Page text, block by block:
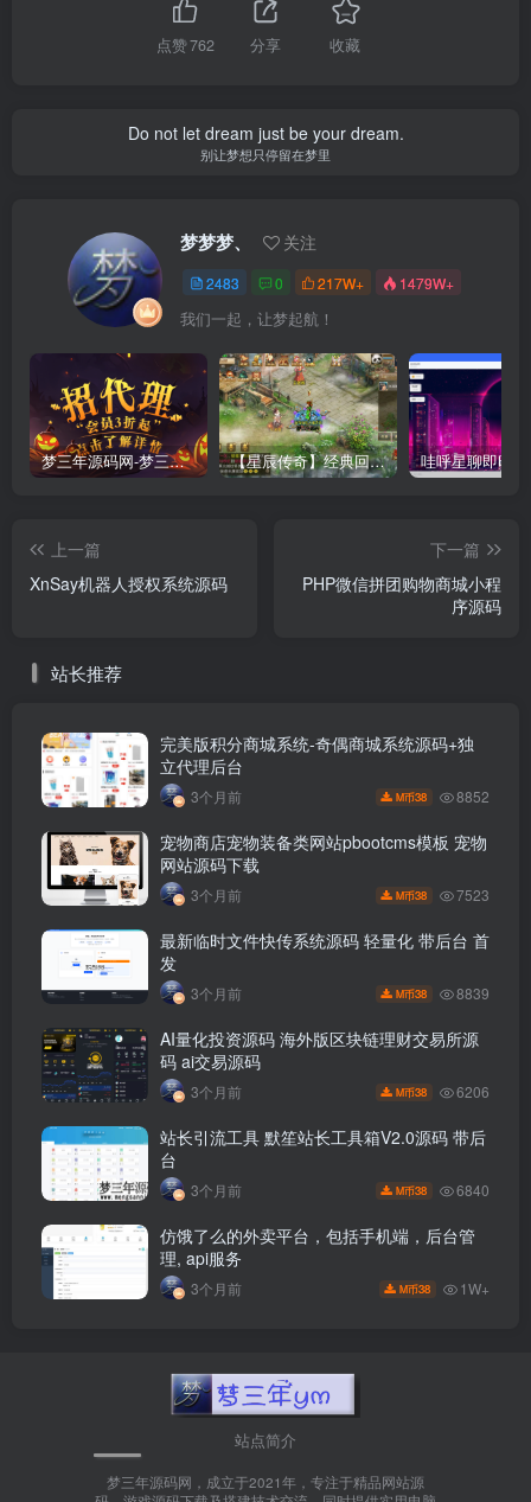
点赞762 分享 收藏
Do not let dream just be your dream.
别让梦想只停留在梦里
梦梦梦、 关注
2483 0 217W+ 1479W+
我们一起，让梦起航！
梦三年源码网-梦三年ym会员代理详情 【星辰传奇】经典回合制手游+安卓端+GM工具+详细搭建教程
上一篇
XnSay机器人授权系统源码
下一篇
PHP微信拼团购物商城小程
序源码
站长推荐
完美版积分商城系统-奇偶商城系统源码+独
立代理后台
3个月前 M币38 8852
宠物商店宠物装备类网站pbootcms模板 宠物
网站源码下载
3个月前 M币38 7523
最新临时文件快传系统源码 轻量化 带后台 首
发
3个月前 M币38 8839
AI量化投资源码 海外版区块链理财交易所源
码 ai交易源码
3个月前 M币38 6206
站长引流工具 默笙站长工具箱V2.0源码 带后
台
3个月前 M币38 6840
仿饿了么的外卖平台，包括手机端，后台管
理, api服务
3个月前 M币38 1W+
站点简介
梦三年源码网，成立于2021年，专注于精品网站源